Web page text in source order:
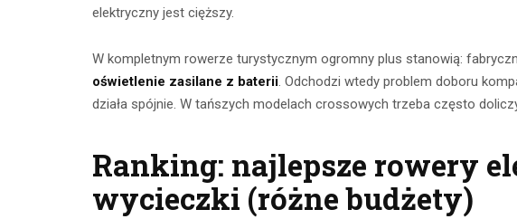
elektryczny jest cięższy.
W kompletnym rowerze turystycznym ogromny plus stanowią:
oświetlenie zasilane z baterii. Odchodzi wtedy problem doboru
działa spójnie. W tańszych modelach crossowych trzeba często
Ranking: najlepsze rowery
wycieczki (różne budżety)